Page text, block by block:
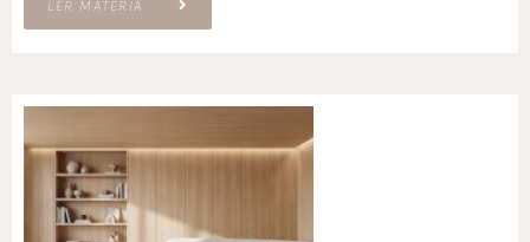
LER MATÉRIA